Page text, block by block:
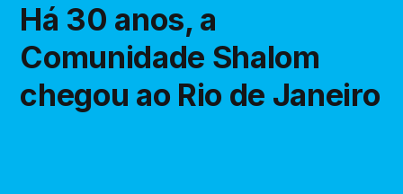
Há 30 anos, a
Comunidade Shalom
chegou ao Rio de Janeiro